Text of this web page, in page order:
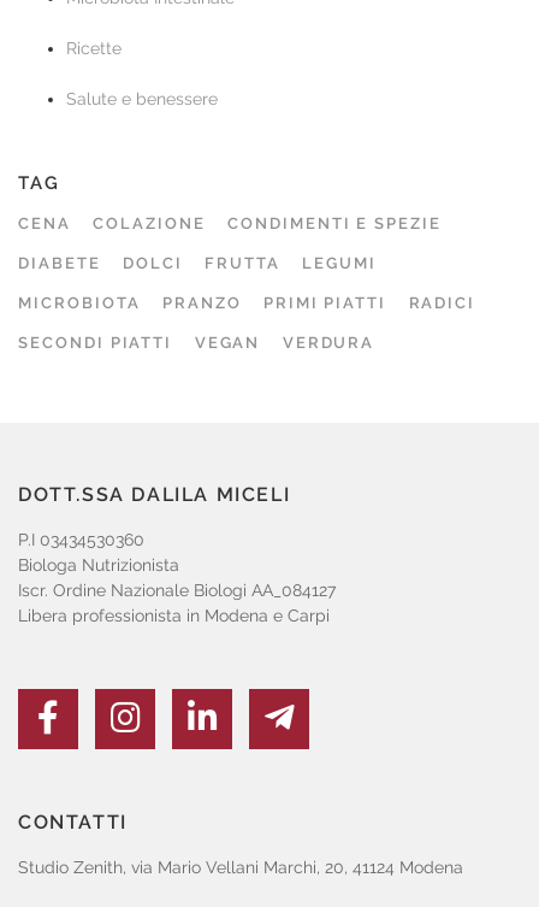
Ricette
Salute e benessere
TAG
CENA COLAZIONE CONDIMENTI E SPEZIE
DIABETE DOLCI FRUTTA LEGUMI
MICROBIOTA PRANZO PRIMI PIATTI RADICI
SECONDI PIATTI VEGAN VERDURA
DOTT.SSA DALILA MICELI
P.I 03434530360
Biologa Nutrizionista
Iscr. Ordine Nazionale Biologi AA_084127
Libera professionista in Modena e Carpi
CONTATTI
Studio Zenith, via Mario Vellani Marchi, 20, 41124 Modena